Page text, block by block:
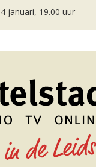
januari, 19.00 uur